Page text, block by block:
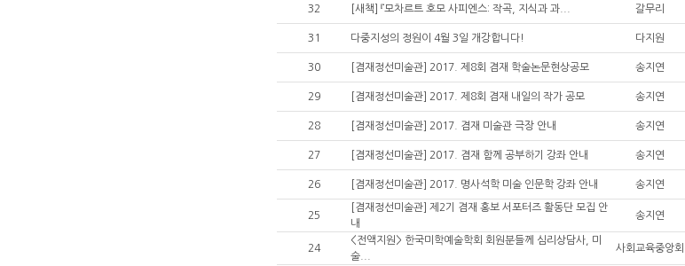
32 [새책] 『모차르트 호모 사피엔스: 작곡, 지식과 과... 갈무리
31 다중지성의 정원이 4월 3일 개강합니다! 다지원
30 [겸재정선미술관] 2017. 제8회 겸재 학술논문현상공모 송지연
29 [겸재정선미술관] 2017. 제8회 겸재 내일의 작가 공모 송지연
28 [겸재정선미술관] 2017. 겸재 미술관 극장 안내 송지연
27 [겸재정선미술관] 2017. 겸재 함께 공부하기 강좌 안내 송지연
26 [겸재정선미술관] 2017. 명사석학 미술 인문학 강좌 안내 송지연
25
[겸재정선미술관] 제2기 겸재 홍보 서포터즈 활동단 모집 안
내
송지연
24
<전액지원> 한국미학예술학회 회원분들께 심리상담사, 미
술...
사회교육중앙회